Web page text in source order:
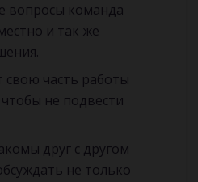
вопросы команда
и так же
свою часть работы
не подвести
друг с другом
не только